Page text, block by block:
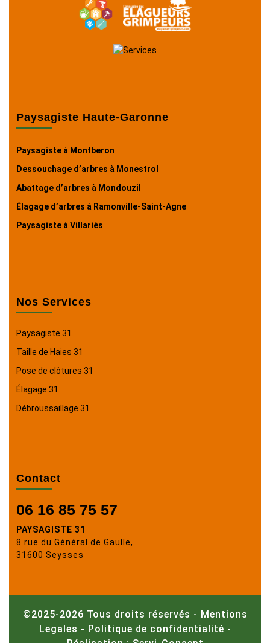
Paysagiste Haute-Garonne
Paysagiste à Montberon
Dessouchage d’arbres à Monestrol
Abattage d’arbres à Mondouzil
Élagage d’arbres à Ramonville-Saint-Agne
Paysagiste à Villariès
Nos Services
Paysagiste 31
Taille de Haies 31
Pose de clôtures 31
Élagage 31
Débroussaillage 31
Contact
06 16 85 75 57
PAYSAGISTE 31
8 rue du Général de Gaulle,
31600 Seysses
©2025-2026 Tous droits réservés - Mentions
Legales - Politique de confidentialité -